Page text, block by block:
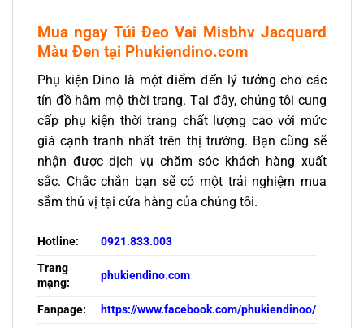
Mua ngay Túi Đeo Vai Misbhv Jacquard
Màu Đen tại Phukiendino.com
Phụ kiện Dino là một điểm đến lý tưởng cho các
tín đồ hâm mộ thời trang. Tại đây, chúng tôi cung
cấp phụ kiện thời trang chất lượng cao với mức
giá cạnh tranh nhất trên thị trường. Bạn cũng sẽ
nhận được dịch vụ chăm sóc khách hàng xuất
sắc. Chắc chắn bạn sẽ có một trải nghiệm mua
sắm thú vị tại cửa hàng của chúng tôi.
Hotline:
0921.833.003
Trang
mạng:
phukiendino.com
Fanpage: https://www.facebook.com/phukiendinoo/